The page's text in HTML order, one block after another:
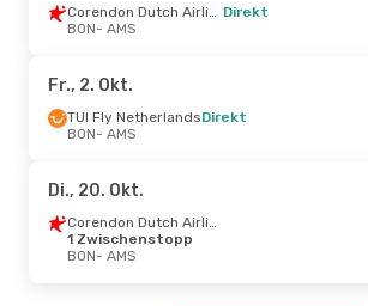
Direkt
BON- AMS
Corendon Dutch Airlines Direkt
BON- AMS
Fr., 2. Okt.
TUI Fly NetherlandsDirekt
BON- AMS
Di., 20. Okt.
Corendon Dutch Airlines
1 Zwischenstopp
BON- AMS